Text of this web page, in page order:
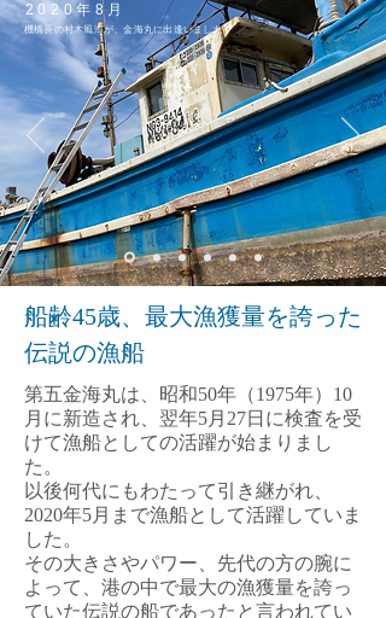
2020年8月
機構長の村木風海が、金海丸に出逢いました
船齢45歳、最大漁獲量を誇った
伝説の漁船
​第五金海丸は、昭和50年（1975年）10
月に新造され、翌年5月27日に検査を受
けて漁船としての活躍が始まりまし
た。
以後何代にもわたって引き継がれ、
2020年5月まで漁船として活躍していま
した。
​その大きさやパワー、先代の方の腕に
よって、港の中で最大の漁獲量を誇っ
ていた伝説の船であったと言われてい